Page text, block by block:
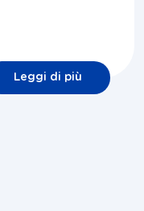
Leggi di più